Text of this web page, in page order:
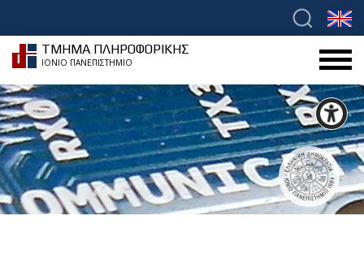
ΤΜΗΜΑ ΠΛΗΡΟΦΟΡΙΚΗΣ
ΙΟΝΙΟ ΠΑΝΕΠΙΣΤΗΜΙΟ